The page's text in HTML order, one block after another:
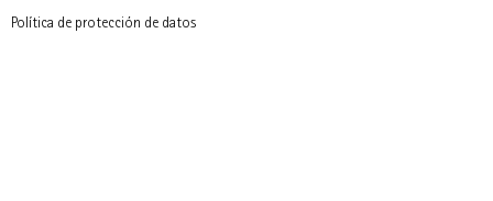
Política de protección de datos